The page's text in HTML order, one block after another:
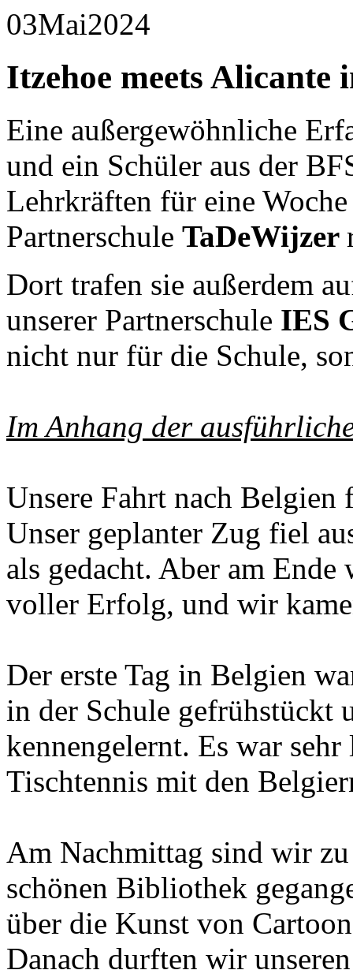
03Mai2024
Itzehoe meets Alicante
Eine außergewöhnliche
und ein Schüler aus der
Lehrkräften für eine
Partnerschule TaDeWijzer
Dort trafen sie außerdem
unserer Partnerschule IES
nicht nur für die Schule,
Im Anhang der
Unsere Fahrt nach
Unser geplanter Zug fiel
als gedacht. Aber am
voller Erfolg, und wir
Der erste Tag in Belgien
in der Schule gefrühstückt
kennengelernt. Es war
Tischtennis mit den
Am Nachmittag sind wir
schönen Bibliothek
über die Kunst von
Danach durften wir